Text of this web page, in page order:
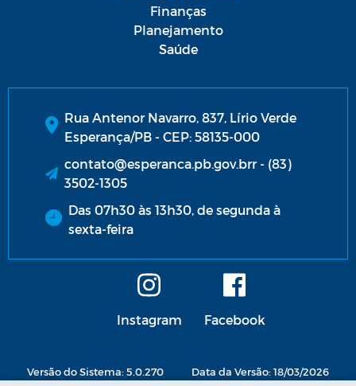
Finanças
Planejamento
Saúde
Rua Antenor Navarro, 837, Lírio Verde
Esperança/PB - CEP: 58135-000
contato@esperanca.pb.gov.brr - (83)
3502-1305
Das 07h30 às 13h30, de segunda à
sexta-feira
Instagram Facebook
Versão do Sistema: 5.0.270 Data da Versão: 18/03/2026